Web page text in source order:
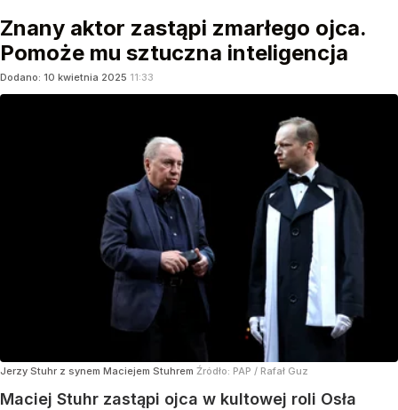
Znany aktor zastąpi zmarłego ojca.
Pomoże mu sztuczna inteligencja
Dodano: 10 kwietnia 2025 11:33
Jerzy Stuhr z synem Maciejem Stuhrem Źródło: PAP / Rafał Guz
Maciej Stuhr zastąpi ojca w kultowej roli Osła